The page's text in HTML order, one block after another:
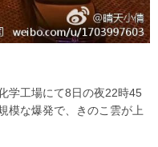
学工場にて8日の夜22時45
模な爆発で、きのこ雲が上